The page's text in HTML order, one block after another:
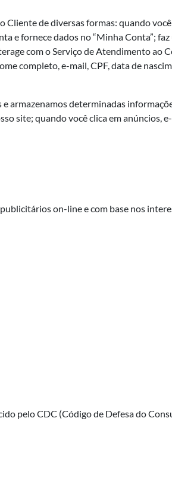
de diversas formas: quando
e fornece dados no “Minha Conta”;
com o Serviço de Atendimento ao
completo, e-mail, CPF, data de
e armazenamos determinadas
site; quando você clica em
on-line e com base nos
pelo CDC (Código de Defesa do